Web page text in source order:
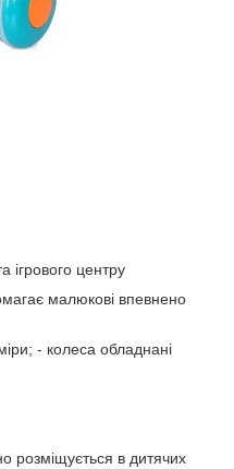
ігрового центру
малюкові впевнено
- колеса обладнані
розміщується в дитячих